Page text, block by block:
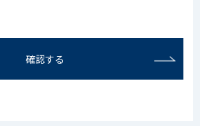
確認する